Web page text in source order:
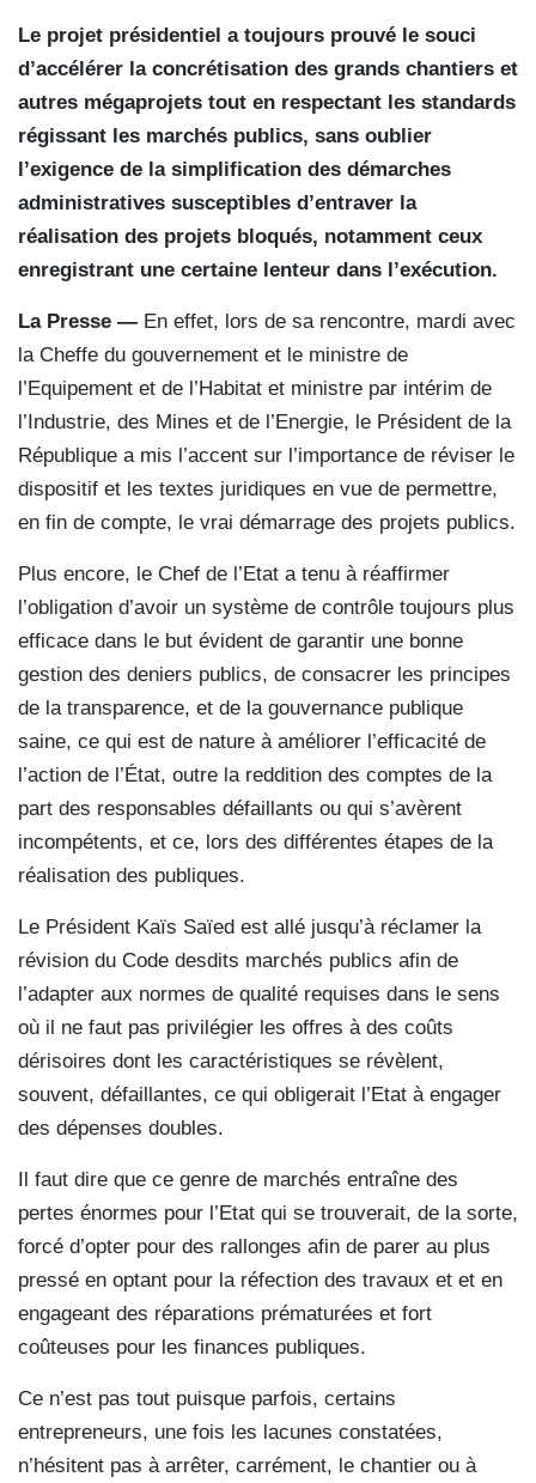
Le projet présidentiel a toujours prouvé le souci
d’accélérer la concrétisation des grands chantiers et
autres mégaprojets tout en respectant les standards
régissant les marchés publics, sans oublier
l’exigence de la simplification des démarches
administratives susceptibles d’entraver la
réalisation des projets bloqués, notamment ceux
enregistrant une certaine lenteur dans l’exécution.
La Presse — En effet, lors de sa rencontre, mardi avec
la Cheffe du gouvernement et le ministre de
l’Equipement et de l’Habitat et ministre par intérim de
l’Industrie, des Mines et de l’Energie, le Président de la
République a mis l’accent sur l’importance de réviser le
dispositif et les textes juridiques en vue de permettre,
en fin de compte, le vrai démarrage des projets publics.
Plus encore, le Chef de l’Etat a tenu à réaffirmer
l’obligation d’avoir un système de contrôle toujours plus
efficace dans le but évident de garantir une bonne
gestion des deniers publics, de consacrer les principes
de la transparence, et de la gouvernance publique
saine, ce qui est de nature à améliorer l’efficacité de
l’action de l’État, outre la reddition des comptes de la
part des responsables défaillants ou qui s’avèrent
incompétents, et ce, lors des différentes étapes de la
réalisation des publiques.
Le Président Kaïs Saïed est allé jusqu’à réclamer la
révision du Code desdits marchés publics afin de
l’adapter aux normes de qualité requises dans le sens
où il ne faut pas privilégier les offres à des coûts
dérisoires dont les caractéristiques se révèlent,
souvent, défaillantes, ce qui obligerait l’Etat à engager
des dépenses doubles.
Il faut dire que ce genre de marchés entraîne des
pertes énormes pour l’Etat qui se trouverait, de la sorte,
forcé d’opter pour des rallonges afin de parer au plus
pressé en optant pour la réfection des travaux et et en
engageant des réparations prématurées et fort
coûteuses pour les finances publiques.
Ce n’est pas tout puisque parfois, certains
entrepreneurs, une fois les lacunes constatées,
n’hésitent pas à arrêter, carrément, le chantier ou à